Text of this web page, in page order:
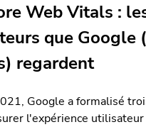
Web Vitals :
que Google
regardent
Google a formalisé
l'expérience